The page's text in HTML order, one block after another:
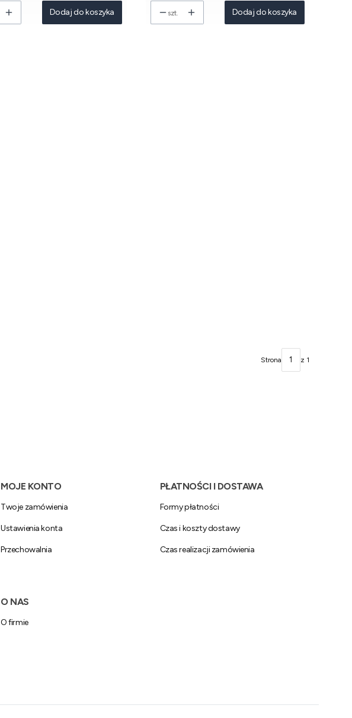
Dodaj do koszyka szt. Dodaj do koszyka
Strona z 1
MOJE KONTO
Twoje zamówienia
Ustawienia konta
Przechowalnia
PŁATNOŚCI I DOSTAWA
Formy płatności
Czas i koszty dostawy
Czas realizacji zamówienia
O NAS
O firmie